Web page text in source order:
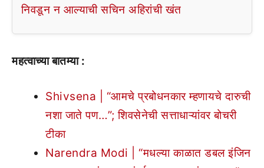
निवडून न आल्याची सचिन अहिरांची खंत
महत्वाच्या बातम्या :
Shivsena | “आमचे प्रबोधनकार म्हणायचे दारुची
नशा जाते पण…”; शिवसेनेची सत्ताधाऱ्यांवर बोचरी
टीका
Narendra Modi | “मधल्या काळात डबल इंजिन